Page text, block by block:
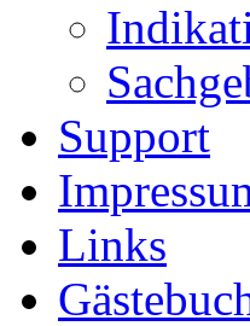
Support
Links